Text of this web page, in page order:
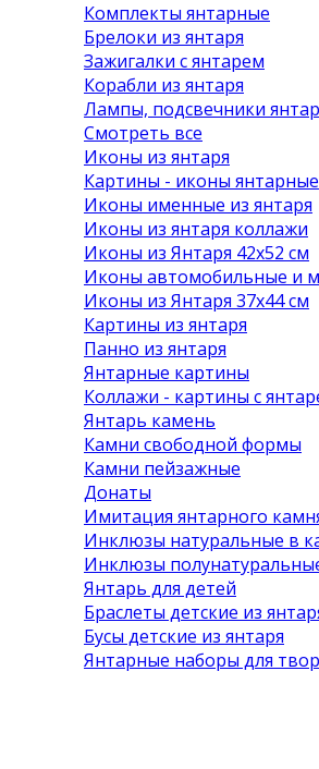
Комплекты янтарные
Брелоки из янтаря
Зажигалки с янтарем
Корабли из янтаря
Лампы, подсвечники
Смотреть все
Иконы из янтаря
Картины - иконы янтарные
Иконы именные из янтаря
Иконы из янтаря коллажи
Иконы из Янтаря 42х52 см
Иконы автомобильные и
Иконы из Янтаря 37х44 см
Картины из янтаря
Панно из янтаря
Янтарные картины
Коллажи - картины с
Янтарь камень
Камни свободной формы
Камни пейзажные
Донаты
Имитация янтарного
Инклюзы натуральные в
Инклюзы
Янтарь для детей
Браслеты детские из
Бусы детские из янтаря
Янтарные наборы для